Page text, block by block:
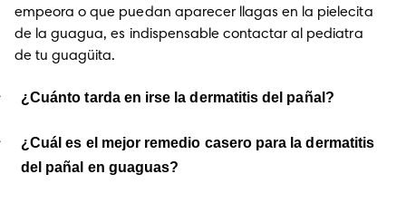
empeora o que puedan aparecer llagas en la pielecita
de la guagua, es indispensable contactar al pediatra
de tu guagüita.
¿Cuánto tarda en irse la dermatitis del pañal?
¿Cuál es el mejor remedio casero para la dermatitis
del pañal en guaguas?